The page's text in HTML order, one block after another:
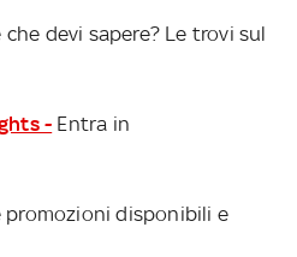
devi sapere? Le trovi sul
- Entra in
promozioni disponibili e